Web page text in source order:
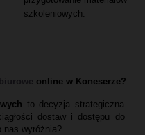
szkoleniowych.
online w Koneserze?
to decyzja strategiczna.
dostaw i dostępu do
nas wyróżnia?